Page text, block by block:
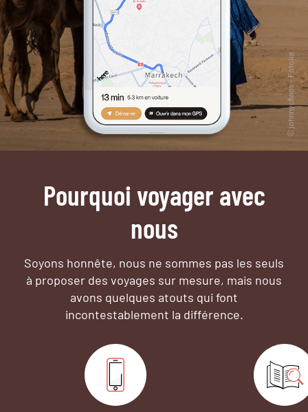
Pourquoi voyager avec
nous
Soyons honnête, nous ne sommes pas les seuls
à proposer des voyages sur mesure, mais nous
avons quelques atouts qui font
incontestablement la différence.